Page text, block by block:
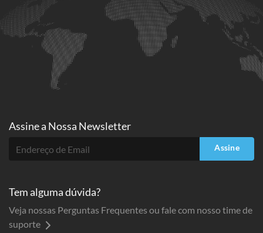
Assine a Nossa Newsletter
Assine
Tem alguma dúvida?
Veja nossas Perguntas Frequentes ou fale com nosso time de
suporte